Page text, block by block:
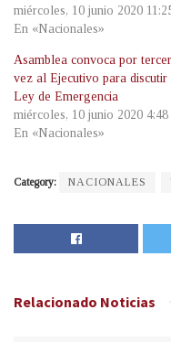
miércoles, 10 junio 2020
En «Nacionales»
Asamblea convoca por
vez al Ejecutivo para discutir
Ley de Emergencia
miércoles, 10 junio 2020
En «Nacionales»
Category: NACIONALES
Relacionado Noticias